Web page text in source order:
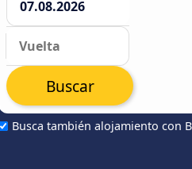
Busca también alojamiento con
Buscar